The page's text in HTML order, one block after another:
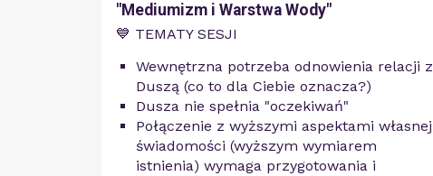
"Mediumizm i Warstwa Wody"
💙 TEMATY SESJI
Wewnętrzna potrzeba odnowienia relacji z
Duszą (co to dla Ciebie oznacza?)
Dusza nie spełnia "oczekiwań"
Połączenie z wyższymi aspektami własnej
świadomości (wyższym wymiarem
istnienia) wymaga przygotowania i